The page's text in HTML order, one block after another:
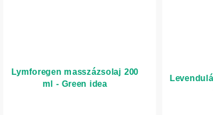
Lymforegen masszázsolaj 200
ml - Green idea